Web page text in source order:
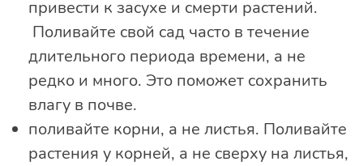
привести к засухе и смерти растений.
Поливайте свой сад часто в течение
длительного периода времени, а не
редко и много. Это поможет сохранить
влагу в почве.
поливайте корни, а не листья. Поливайте
растения у корней, а не сверху на листья,